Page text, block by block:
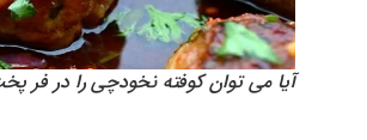
آیا می توان کوفته نخودچی را در فر پخت؟